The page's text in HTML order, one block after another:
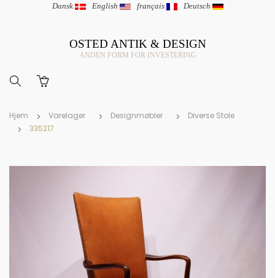
Dansk | English | français | Deutsch
OSTED ANTIK & DESIGN
ANDEN FORM FOR INVESTERING
Hjem Varelager Designmøbler
Diverse Stole
335217